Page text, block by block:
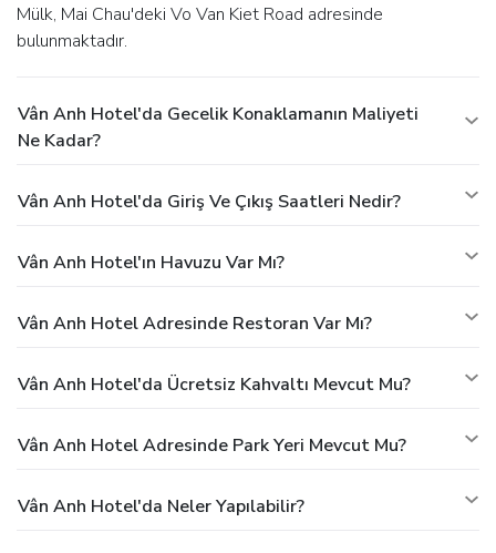
Mülk, Mai Chau'deki Vo Van Kiet Road adresinde
bulunmaktadır.
Vân Anh Hotel'da Gecelik Konaklamanın Maliyeti
Ne Kadar?
Vân Anh Hotel'da Giriş Ve Çıkış Saatleri Nedir?
Vân Anh Hotel'ın Havuzu Var Mı?
Vân Anh Hotel Adresinde Restoran Var Mı?
Vân Anh Hotel'da Ücretsiz Kahvaltı Mevcut Mu?
Vân Anh Hotel Adresinde Park Yeri Mevcut Mu?
Vân Anh Hotel'da Neler Yapılabilir?